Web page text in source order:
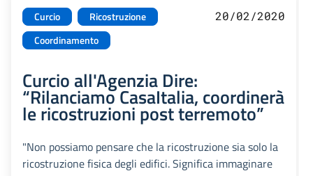
Curcio
Ricostruzione
Coordinamento
20/02/2020
Curcio all'Agenzia Dire:
“Rilanciamo CasaItalia, coordinerà
le ricostruzioni post terremoto”
"Non possiamo pensare che la ricostruzione sia solo la
ricostruzione fisica degli edifici. Significa immaginare